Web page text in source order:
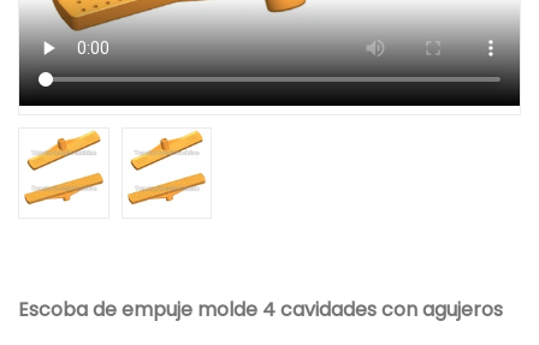
Escoba de empuje molde 4 cavidades con agujeros